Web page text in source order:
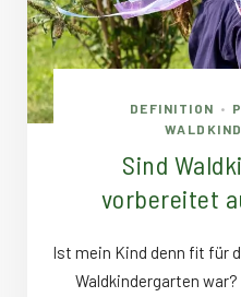
DEFINITION •
Sind
vorbereitet
Ist mein Kind denn fit für
Waldkindergarten